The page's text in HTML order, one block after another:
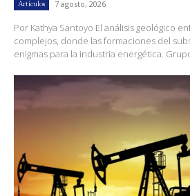
Artículos 7 agosto, 2026
Por Kathya Santoyo El análisis geológico
complejos, donde las formaciones del
enigmas para la industria energética.